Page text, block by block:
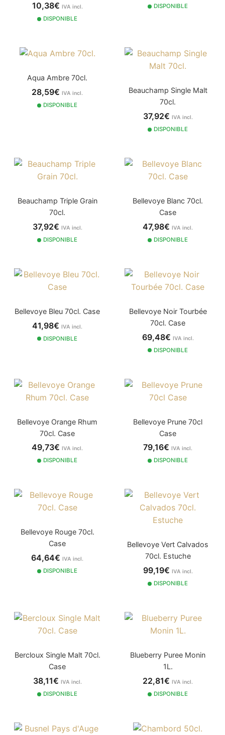
10,38€ IVA incl.
DISPONIBLE
DISPONIBLE
Aqua Ambre 70cl.
28,59€ IVA incl.
DISPONIBLE
Beauchamp Single Malt
70cl.
37,92€ IVA incl.
DISPONIBLE
Beauchamp Triple Grain
70cl.
37,92€ IVA incl.
DISPONIBLE
Bellevoye Blanc 70cl.
Case
47,98€ IVA incl.
DISPONIBLE
Bellevoye Bleu 70cl. Case
41,98€ IVA incl.
DISPONIBLE
Bellevoye Noir Tourbée
70cl. Case
69,48€ IVA incl.
DISPONIBLE
Bellevoye Orange Rhum
70cl. Case
49,73€ IVA incl.
DISPONIBLE
Bellevoye Prune 70cl
Case
79,16€ IVA incl.
DISPONIBLE
Bellevoye Rouge 70cl.
Case
64,64€ IVA incl.
DISPONIBLE
Bellevoye Vert Calvados
70cl. Estuche
99,19€ IVA incl.
DISPONIBLE
Bercloux Single Malt 70cl.
Case
38,11€ IVA incl.
DISPONIBLE
Blueberry Puree Monin
1L.
22,81€ IVA incl.
DISPONIBLE